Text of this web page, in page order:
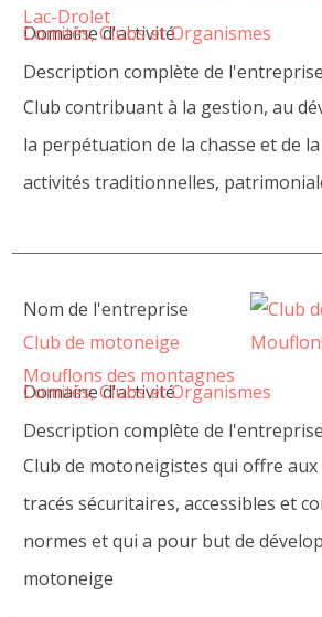
Lac-Drolet
Domaine d'activité
Comités, Clubs et Organismes
Description complète de l'entreprise
Club contribuant à la gestion, au
la perpétuation de la chasse et de
activités traditionnelles,
Nom de l'entreprise
Club de motoneige
Mouflons des montagnes
Domaine d'activité
Comités, Clubs et Organismes
Description complète de l'entreprise
Club de motoneigistes qui offre
tracés sécuritaires, accessibles et
normes et qui a pour but de
motoneige